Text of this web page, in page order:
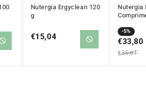
:Nutergia Ergyclean 120
g
Prix
€15,04
:Nutergia
-5%
Prix
en
€33,80
Prix
régulier
€35,61